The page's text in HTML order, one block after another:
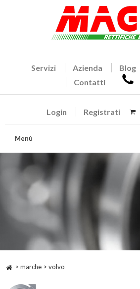
Servizi Azienda Blog
Contatti
Login Registrati
Menù
> marche > volvo